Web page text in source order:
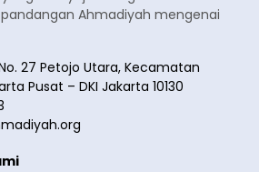
Ahmadiyah mengenai
27 Petojo Utara, Kecamatan
Pusat – DKI Jakarta 10130